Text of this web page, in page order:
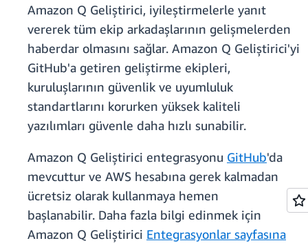
Amazon Q Geliştirici, iyileştirmelerle yanıt
vererek tüm ekip arkadaşlarının gelişmelerden
haberdar olmasını sağlar. Amazon Q Geliştirici'yi
GitHub'a getiren geliştirme ekipleri,
kuruluşlarının güvenlik ve uyumluluk
standartlarını korurken yüksek kaliteli
yazılımları güvenle daha hızlı sunabilir.
Amazon Q Geliştirici entegrasyonu GitHub'da
mevcuttur ve AWS hesabına gerek kalmadan
ücretsiz olarak kullanmaya hemen
başlanabilir. Daha fazla bilgi edinmek için
Amazon Q Geliştirici Entegrasyonlar sayfasına